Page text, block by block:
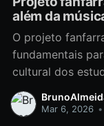
além da
O projeto
fundamentais
cultural dos
ambientes
formaçãoMar 6, 2026 •